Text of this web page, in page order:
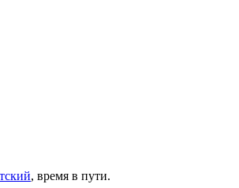
, время в пути.